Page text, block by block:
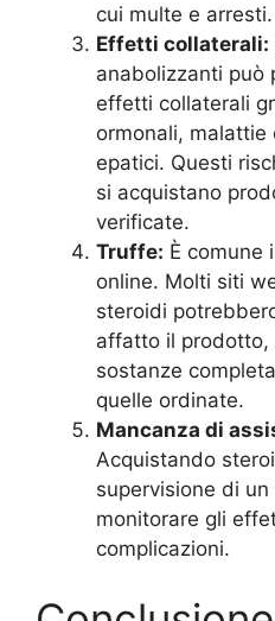
cui multe e arresti.
Effetti collaterali:
anabolizzanti può
effetti collaterali
ormonali, malattie
epatici. Questi
si acquistano
verificate.
Truffe: È comune
online. Molti siti
steroidi
affatto il prodotto,
sostanze
quelle ordinate.
Mancanza di
Acquistando
supervisione di
monitorare gli
complicazioni.